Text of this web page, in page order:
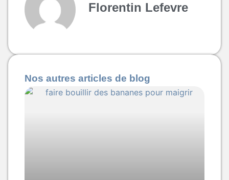
Florentin Lefevre
Nos autres articles de blog